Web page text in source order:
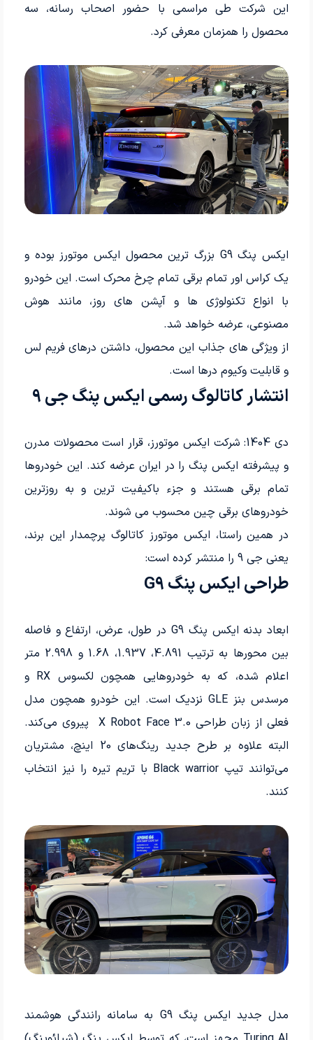
این شرکت طی مراسمی با حضور اصحاب رسانه، سه
محصول را همزمان معرفی کرد.
ایکس پنگ G9 بزرگ ترین محصول ایکس موتورز بوده و
یک کراس اور تمام برقی تمام چرخ محرک است. این خودرو
با انواع تکنولوژی ها و آپشن های روز، مانند هوش
مصنوعی، عرضه خواهد شد.
از ویژگی های جذاب این محصول، داشتن درهای فریم لس
و قابلیت وکیوم درها است.
انتشار کاتالوگ رسمی ایکس پنگ جی 9
دی 1404: شرکت ایکس موتورز، قرار است محصولات مدرن
و پیشرفته ایکس پنگ را در ایران عرضه کند. این خودروها
تمام برقی هستند و جزء باکیفیت ترین و به روزترین
خودروهای برقی چین محسوب می شوند.
در همین راستا، ایکس موتورز کاتالوگ پرچمدار این برند،
یعنی جی 9 را منتشر کرده است:
طراحی ایکس پنگ G9
ابعاد بدنه ایکس پنگ G9 در طول، عرض، ارتفاع و فاصله
بین محورها به ترتیب 4.891، 1.937، 1.68 و 2.998 متر
اعلام شده، که به خودروهایی همچون لکسوس RX و
مرسدس بنز GLE نزدیک است. این خودرو همچون مدل
فعلی از زبان طراحی X Robot Face 3.0 پیروی می‌کند.
البته علاوه بر طرح جدید رینگ‌های 20 اینچ، مشتریان
می‌توانند تیپ Black warrior با تریم تیره را نیز انتخاب
کنند.
مدل جدید ایکس پنگ G9 به سامانه رانندگی هوشمند